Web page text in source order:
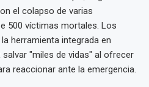
el colapso de varias
500 víctimas mortales. Los
herramienta integrada en
"miles de vidas" al ofrecer
reaccionar ante la emergencia.